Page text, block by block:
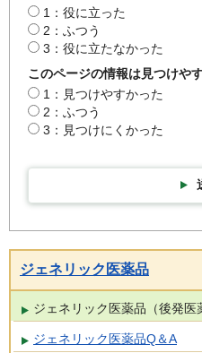
1：役に立った
2：ふつう
3：役に立たなかった
このページの情報は見つけや
1：見つけやすかった
2：ふつう
3：見つけにくかった
ジェネリック医薬品
ジェネリック医薬品（後発
ジェネリック医薬品Q＆A